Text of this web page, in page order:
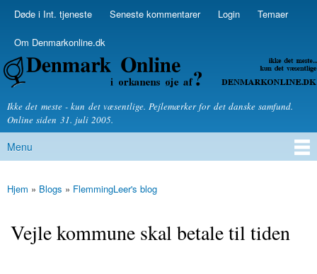
Skip to
Secondary menu
Døde i Int. tjeneste Seneste kommentarer Login Temaer
Om Denmarkonline.dk
Denmarkonline.dk - blognyheder om politik
Ikke det meste - kun det væsentlige. Pejlemærker for det danske samfund.
Online siden 31. juli 2005.
Main menu
Menu
You are here
Hjem » Blogs » FlemmingLeer's blog
Vejle kommune skal betale til tiden